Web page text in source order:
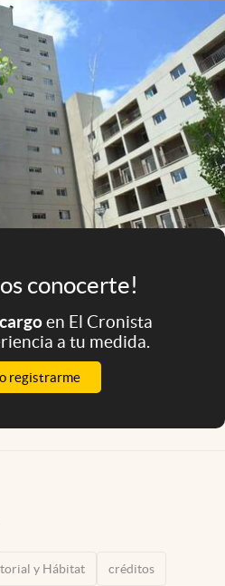
conocerte!
en El Cronista
a tu medida.
registrarme
y Hábitat créditos